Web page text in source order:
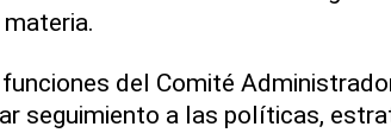
del Comité
seguimiento a las políticas,